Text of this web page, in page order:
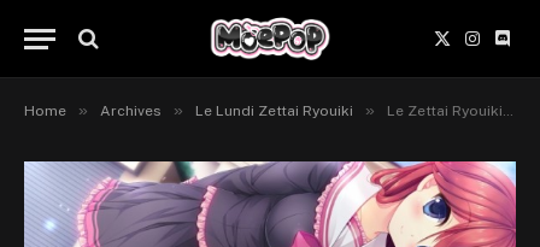
X
(Twitter)
Home » Archives » Le Lundi Zettai Ryouiki » Le Zettai Ryouiki du Lundi #13